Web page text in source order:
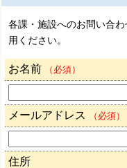
各課・施設へのお問い合
用ください。
お名前 （必須）
メールアドレス （必須）
住所